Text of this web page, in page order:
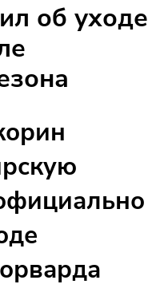
об уходе